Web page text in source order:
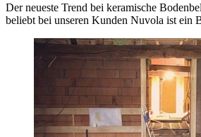
Der neueste Trend bei keramische
beliebt bei unseren Kunden Nuvola ist ein